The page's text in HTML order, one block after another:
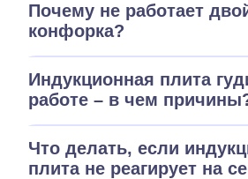
Почему не работает
конфорка?
Индукционная плита
работе – в чем
Что делать, если
плита не реагирует на